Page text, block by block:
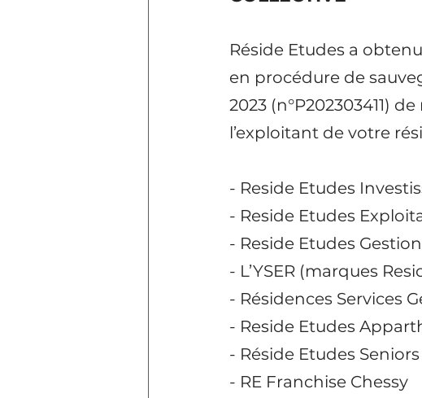
Réside Etudes a
en procédure de
2023 (n°P202303411)
l’exploitant de votre
- Reside Etudes
- Reside Etudes
- Reside Etudes Gestion
- L’YSER (marques
- Résidences Services
- Reside Etudes
- Réside Etudes
- RE Franchise Chessy